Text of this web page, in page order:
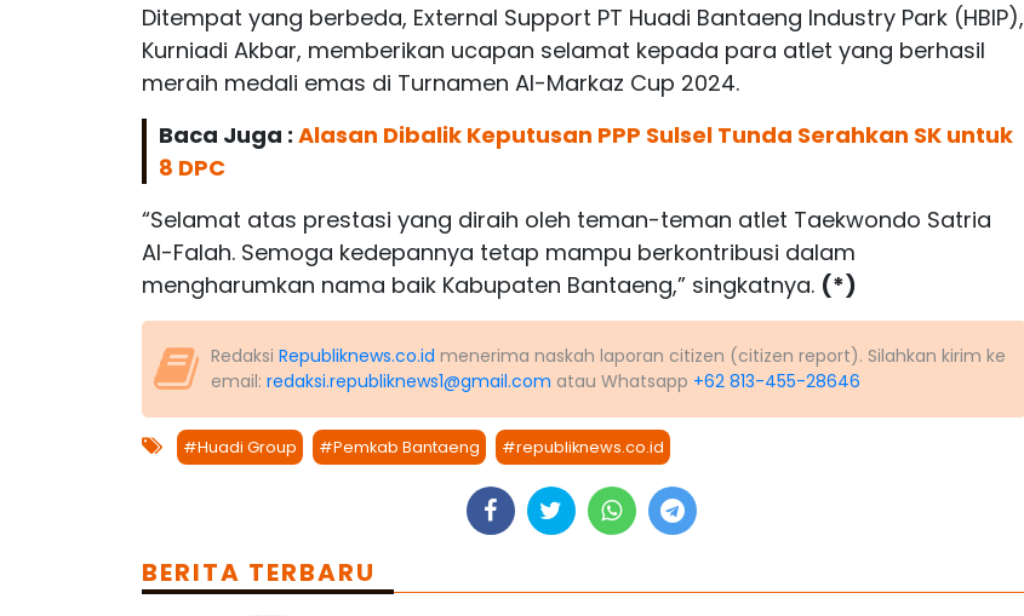
Ditempat yang berbeda, External Support PT Huadi Bantaeng Industry Park (HBIP),
Kurniadi Akbar, memberikan ucapan selamat kepada para atlet yang berhasil
meraih medali emas di Turnamen Al-Markaz Cup 2024.
Baca Juga : Alasan Dibalik Keputusan PPP Sulsel Tunda Serahkan SK untuk
8 DPC
“Selamat atas prestasi yang diraih oleh teman-teman atlet Taekwondo Satria
Al-Falah. Semoga kedepannya tetap mampu berkontribusi dalam
mengharumkan nama baik Kabupaten Bantaeng,” singkatnya. (*)
Redaksi Republiknews.co.id menerima naskah laporan citizen (citizen report). Silahkan kirim ke
email: redaksi.republiknews1@gmail.com atau Whatsapp +62 813-455-28646
#Huadi Group #Pemkab Bantaeng #republiknews.co.id
BERITA TERBARU